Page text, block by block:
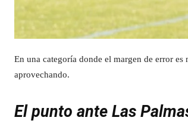
En una categoría donde el margen de error
aprovechando.
El punto ante Las